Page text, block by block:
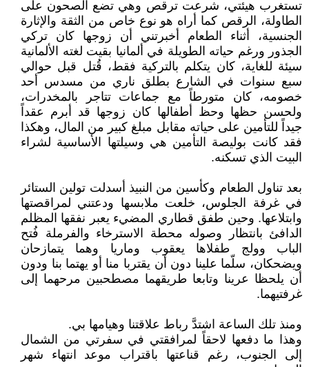
تستغرب هيئتي، شرعت ترقص وهي تضع الصحون على
الطاولة، الرقص كما أراه هو نوع خاص من الثقة والإثارة
الجنسية، أثناء الطعام أخبرتني أن زوجها كان تركي
الجذور ورغم حياته الطويلة في ألمانيا بقيت لغته الألمانية
سيئة للغاية، كان يتكلم بالتركية فقط، قُتل قبل حوالي
سبع سنوات في الشارع بطلق ناري من مسدس أحد
خصومه، كان متورطاً مع جماعات تتاجر بالمخدرات،
ولحسن حظها وحظ أطفالها كان زوجها قد أبرم عقداً
جيداً للتأمين على حياته مقابل مبلغ كبير من المال، وهكذا
فقد كانت بوليصة التأمين هي وسيلتها الأساسية لشراء
البيت الذي تسكنه.
بعد تناول الطعام وكأسين من النبيذ أسدلت تولين الستائر
في غرفة الجلوس، خلعت ملابسها ودعتني لمراقصتها
وابتلاعها. وحين طفق قطاري المضيء يعبر نفقها المظلم
الدافئ بانتظار وصوله محطة الاسترخاء والفرملة فُتح
الباب وولج طفلاها يعقوب وماريا وهما يتمازحان
ويضحكان، سلّما علينا دون أن يقتربا منا أو يهتما بنا ودون
أن يلحظا عرينا وتابعا طريقهما مصطحبين مرحهما إلى
غرفتيهما.
ومنذ تلك الساعة اشتدَّ رباط علاقتنا وهيامها بي.
وهذا ما دفعها لاحقاً لمرافقتي في سفرتي من الشمال
إلى الجنوب، رغم قناعتها باقتراب موعد انتهاء شهر